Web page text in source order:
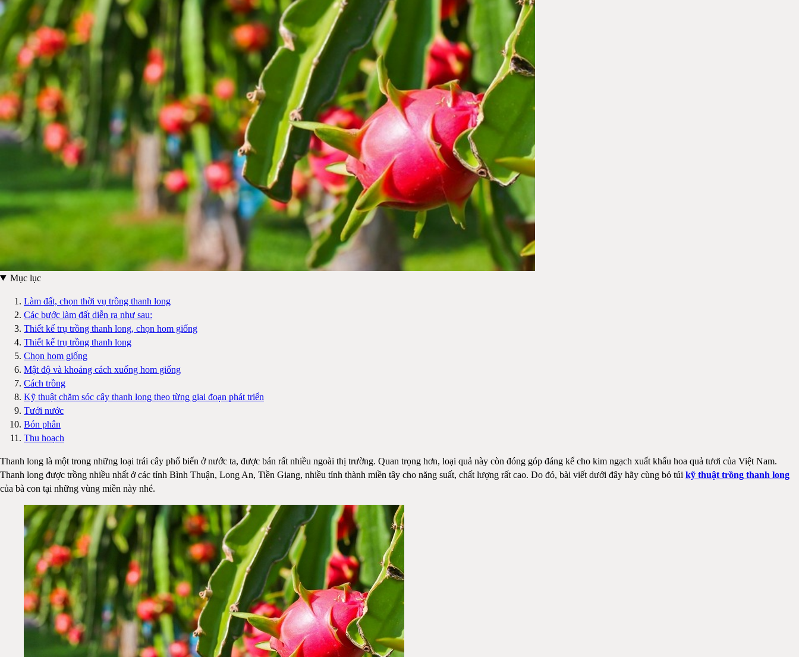
Mục lục
Làm đất, chọn thời vụ trồng thanh long
Các bước làm đất diễn ra như sau:
Thiết kế trụ trồng thanh long, chọn hom giống
Thiết kế trụ trồng thanh long
Chọn hom giống
Mật độ và khoảng cách xuống hom giống
Cách trồng
Kỹ thuật chăm sóc cây thanh long theo từng giai đoạn phát triển
Tưới nước
Bón phân
Thu hoạch
Thanh long là một trong những loại trái cây phổ biến ở nước ta, được bán rất nhiều ngoài thị trường. Quan trọng hơn, loại quả này còn đóng góp đáng kể cho kim ngạch xuất khẩu hoa quả tươi của Việt Nam.
Thanh long được trồng nhiều nhất ở các tỉnh Bình Thuận, Long An, Tiền Giang, nhiều tỉnh thành miền tây cho năng suất, chất lượng rất cao. Do đó, bài viết dưới đây hãy cùng bỏ túi kỹ thuật trồng thanh long
của bà con tại những vùng miền này nhé.